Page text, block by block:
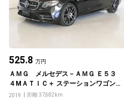
525.8 万円
ＡＭＧ メルセデス－ＡＭＧ Ｅ５３
４МＡＴＩＣ＋ ステーションワゴン
エクスクルーシブパッケージ
2019 距離 37,682km